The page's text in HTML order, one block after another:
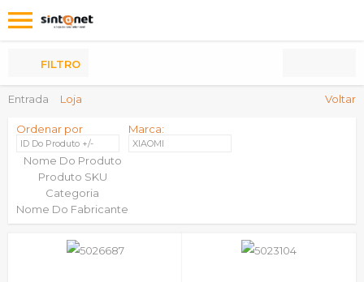
Entrada Loja Voltar
FILTRO
Ordenar por
ID Do Produto +/-
Nome Do Produto
Produto SKU
Categoria
Nome Do Fabricante
Marca:
XIAOMI